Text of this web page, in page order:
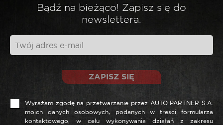
Bądź na bieżąco! Zapisz się do
newslettera.
ZAPISZ SIĘ
Wyrażam zgodę na przetwarzanie przez AUTO PARTNER S.A.
moich danych osobowych, podanych w treści formularza
kontaktowego, w celu wykonywania działań z zakresu